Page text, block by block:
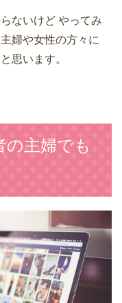
ないけど やってみ
婦や女性の方々に
思います。
主婦でも